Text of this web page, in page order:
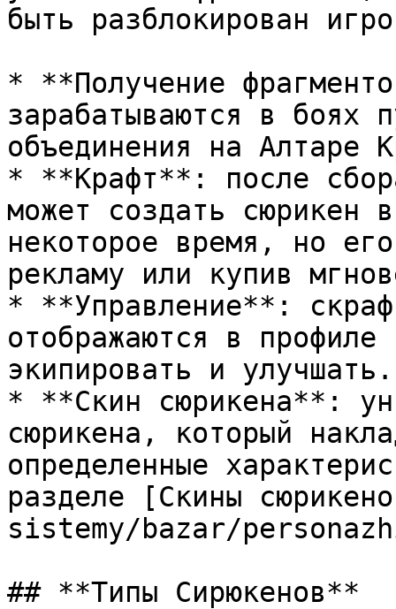
быть разблокирован
* **Получение
зарабатываются в боях
объединения на Алтаре
* **Крафт**: после
может создать сюрикен
некоторое время, но
рекламу или купив
* **Управление**:
отображаются в
экипировать и улучшать.
* **Скин сюрикена**:
сюрикена, который
определенные
разделе [Скины
sistemy/bazar/
## **Типы Сирюкенов**